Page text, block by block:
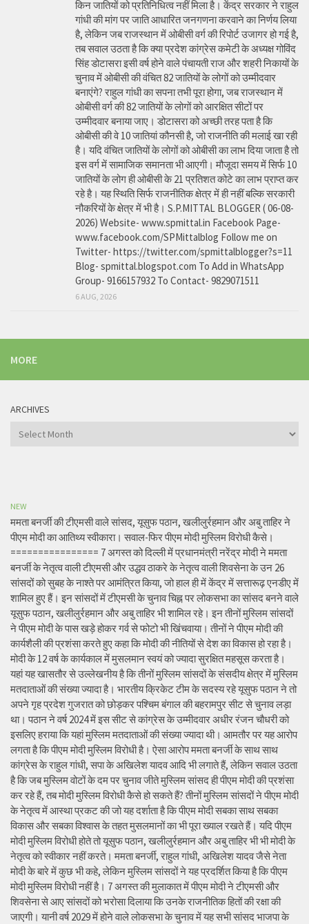
किन जातियों को प्रतिनिधित्व नहीं मिला है। केंद्र सरकार ने राहुल
गांधी की मांग पर जाति आधारित जनगणना करवाने का निर्णय लिया
है, लेकिन जब राजस्थान में ओबीसी वर्ग की रिपोर्ट उजागर हो गई है,
तब सवाल उठता है कि क्या प्रदेश कांग्रेस कमेटी के अध्यक्ष गोविंद
सिंह डोटासरा इसी वर्ष होने वाले पंचायती राज और शहरी निकायों के
चुनाव में ओबीसी की वंचित 82 जातियों के लोगों को उम्मीदवार
बनाएंगे? राहुल गांधी का सपना तभी पूरा होगा, जब राजस्थान में
ओबीसी वर्ग की 82 जातियों के लोगों को आरक्षित सीटों पर
उम्मीदवार बनाया जाए। डोटासरा को अच्छी तरह पता है कि
ओबीसी की वे 10 जातियां कौनसी है, जो राजनीति की मलाई खा रही
है। यदि वंचित जातियों के लोगों को ओबीसी का लाभ दिया जाता है तो
इस वर्ग में सामाजिक समानता भी आएगी। मौजूदा समय में सिर्फ 10
जातियों के लोग ही ओबीसी के 21 प्रतिशत कोटे का लाभ प्राप्त कर
रहे है। यह स्थिति सिर्फ राजनीतिक क्षेत्र में ही नहीं बल्कि सरकारी
नौकरियों के क्षेत्र में भी है। S.P.MITTAL BLOGGER ( 06-08-
2026) Website- www.spmittal.in Facebook Page-
www.facebook.com/SPMittalblog Follow me on
Twitter- https://twitter.com/spmittalblogger?s=11
Blog- spmittal.blogspot.com To Add in WhatsApp
Group- 9166157932 To Contact- 9829071511
6 AUG, 2026
MORE
ARCHIVES
Archives
NEW
ममता बनर्जी की टीएमसी वाले सांसद, यूसुफ पठान, खलीलुर्रहमान और अबु ताहिर ने
पीएम मोदी का आतिथ्य स्वीकारा। सवाल-फिर पीएम मोदी मुस्लिम विरोधी कैसे।
================ 7 अगस्त को दिल्ली में प्रधानमंत्री नरेंद्र मोदी ने ममता
बनर्जी के नेतृत्व वाली टीएमसी और उद्धव ठाकरे के नेतृत्व वाली शिवसेना के उन 26
सांसदों को सुबह के नाश्ते पर आमंत्रित किया, जो हाल ही में केंद्र में सत्तारूढ़ एनडीए में
शामिल हुए हैं। इन सांसदों में टीएमसी के चुनाव चिह्न पर लोकसभा का सांसद बनने वाले
यूसुफ पठान, खलीलुर्रहमान और अबु ताहिर भी शामिल रहे। इन तीनों मुस्लिम सांसदों
ने पीएम मोदी के पास खड़े होकर गर्व से फोटो भी खिंचवाया। तीनों ने पीएम मोदी की
कार्यशैली की प्रशंसा करते हुए कहा कि मोदी की नीतियों से देश का विकास हो रहा है।
मोदी के 12 वर्ष के कार्यकाल में मुसलमान स्वयं को ज्यादा सुरक्षित महसूस करता है।
यहां यह खासतौर से उल्लेखनीय है कि तीनों मुस्लिम सांसदों के संसदीय क्षेत्र में मुस्लिम
मतदाताओं की संख्या ज्यादा है। भारतीय क्रिकेट टीम के सदस्य रहे यूसुफ पठान ने तो
अपने गृह प्रदेश गुजरात को छोड़कर पश्चिम बंगाल की बहरामपुर सीट से चुनाव लड़ा
था। पठान ने वर्ष 2024 में इस सीट से कांग्रेस के उम्मीदवार अधीर रंजन चौधरी को
इसलिए हराया कि यहां मुस्लिम मतदाताओं की संख्या ज्यादा थी। आमतौर पर यह आरोप
लगता है कि पीएम मोदी मुस्लिम विरोधी है। ऐसा आरोप ममता बनर्जी के साथ साथ
कांग्रेस के राहुल गांधी, सपा के अखिलेश यादव आदि भी लगाते हैं, लेकिन सवाल उठता
है कि जब मुस्लिम वोटों के दम पर चुनाव जीते मुस्लिम सांसद ही पीएम मोदी की प्रशंसा
कर रहे हैं, तब मोदी मुस्लिम विरोधी कैसे हो सकते हैं? तीनों मुस्लिम सांसदों ने पीएम मोदी
के नेतृत्व में आस्था प्रकट की जो यह दर्शाता है कि पीएम मोदी सबका साथ सबका
विकास और सबका विश्वास के तहत मुसलमानों का भी पूरा ख्याल रखते हैं। यदि पीएम
मोदी मुस्लिम विरोधी होते तो यूसुफ पठान, खलीलुर्रहमान और अबु ताहिर भी भी मोदी के
नेतृत्व को स्वीकार नहीं करते। ममता बनर्जी, राहुल गांधी, अखिलेश यादव जैसे नेता
मोदी के बारे में कुछ भी कहे, लेकिन मुस्लिम सांसदों ने यह प्रदर्शित किया है कि पीएम
मोदी मुस्लिम विरोधी नहीं है। 7 अगस्त की मुलाकात में पीएम मोदी ने टीएमसी और
शिवसेना से आए सांसदों को भरोसा दिलाया कि उनके राजनीतिक हितों की रक्षा की
जाएगी। यानी वर्ष 2029 में होने वाले लोकसभा के चुनाव में यह सभी सांसद भाजपा के